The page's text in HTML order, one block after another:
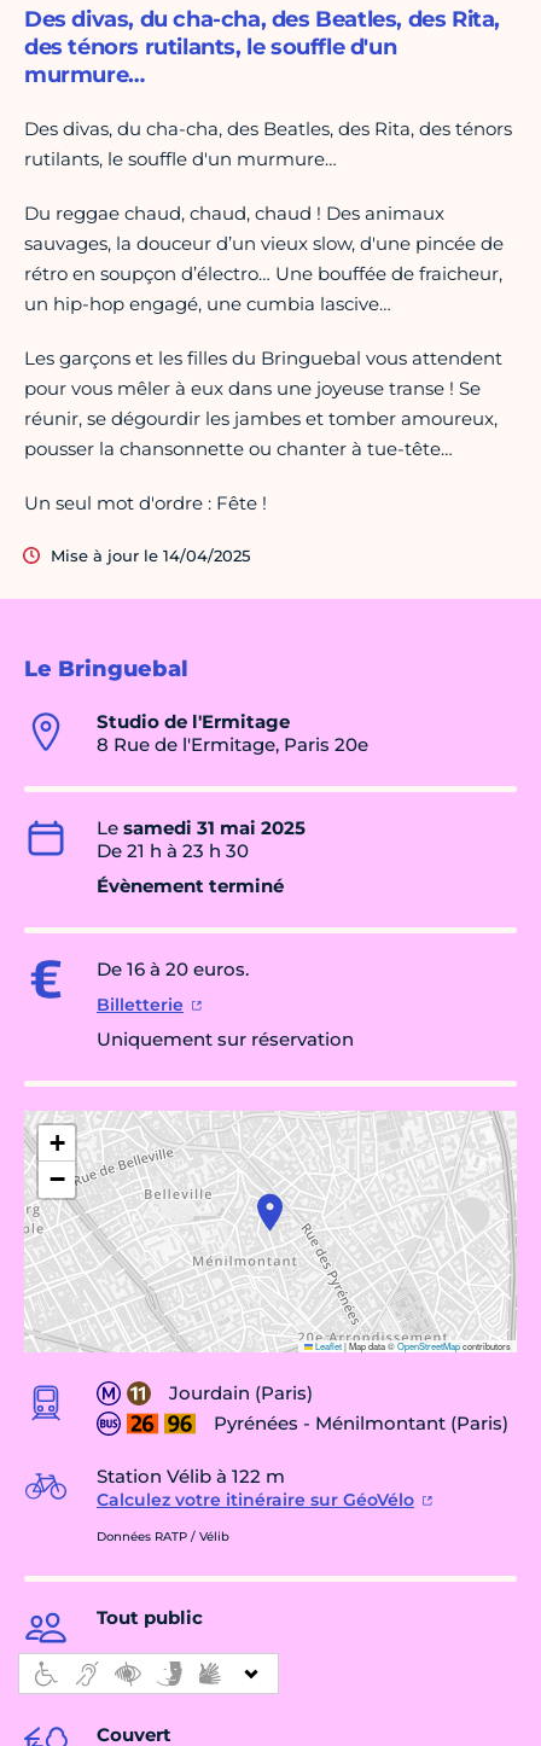
Le Bringuebal
Studio de l'Ermitage
8 Rue de l'Ermitage, Paris 20e
Le samedi 31 mai 2025
De 21 h à 23 h 30
Évènement terminé
De 16 à 20 euros.
Billetterie
Uniquement sur réservation
+
−
Leaflet|Map data ©OpenStreetMapcontributors
Jourdain (Paris)
Pyrénées - Ménilmontant (Paris)
Station Vélib à 122 m
Calculez votre itinéraire sur GéoVélo
Données RATP / Vélib
Tout public
Couvert
Des divas, du cha-cha, des Beatles, des Rita,
des ténors rutilants, le souffle d'un
murmure…
Des divas, du cha-cha, des Beatles, des Rita, des ténors
rutilants, le souffle d'un murmure…
Du reggae chaud, chaud, chaud ! Des animaux
sauvages, la douceur d’un vieux slow, d'une pincée de
rétro en soupçon d’électro… Une bouffée de fraicheur,
un hip-hop engagé, une cumbia lascive…
Les garçons et les filles du Bringuebal vous attendent
pour vous mêler à eux dans une joyeuse transe ! Se
réunir, se dégourdir les jambes et tomber amoureux,
pousser la chansonnette ou chanter à tue-tête…
Un seul mot d'ordre : Fête !
Mise à jour le 14/04/2025